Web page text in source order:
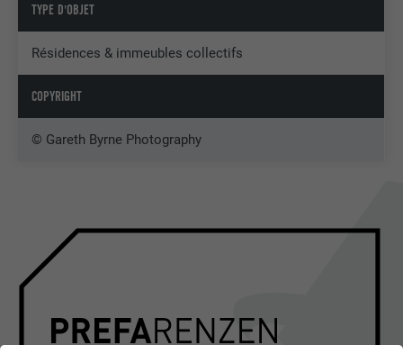
TYPE D'OBJET
Résidences & immeubles collectifs
COPYRIGHT
© Gareth Byrne Photography